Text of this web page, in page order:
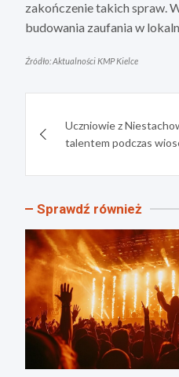
zakończenie takich spraw.
budowania zaufania w
Źródło: Aktualności KMP Kielce
wpisuUczniowie z
talentem podczas
Sprawdź również